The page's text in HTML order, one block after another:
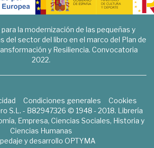
la modernización de las pequeñas y
del sector del libro en el marco del Plan de
y Resiliencia. Convocatoria
2022.
Condiciones generales
Cookies
S.L. - B82947326 © 1948 - 2018. Librería
Empresa, Ciencias Sociales, Historia y
Ciencias Humanas
y desarrollo OPTYMA